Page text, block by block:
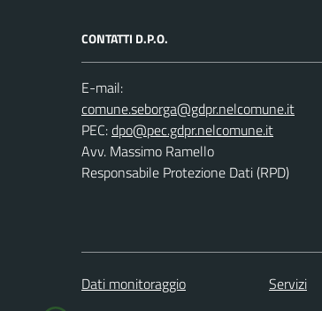
CONTATTI D.P.O.
E-mail:
PEC:
Avv. Massimo Ramello
Responsabile Protezione Dati (RPD)
Dati monitoraggio Servizi